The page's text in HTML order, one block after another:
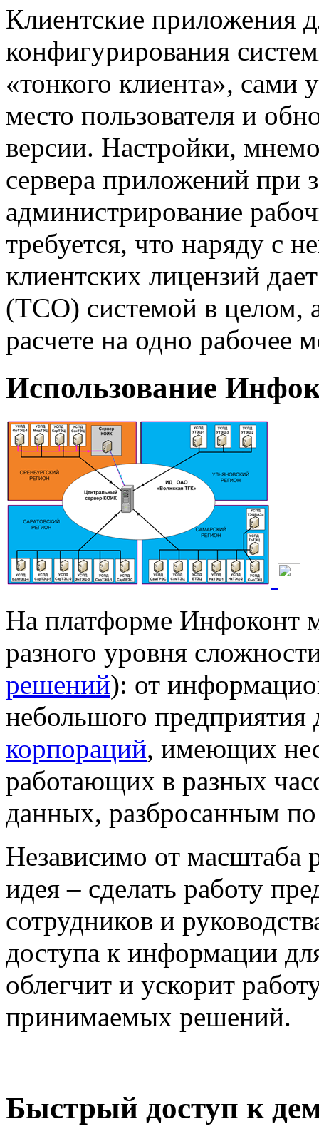
Клиентские приложения
конфигурирования
«тонкого клиента», сами
место пользователя и
версии. Настройки,
сервера приложений при
администрирование
требуется, что наряду с
клиентских лицензий
(TCO) системой в целом,
расчете на одно рабочее
Использование
На платформе Инфоконт
разного уровня
решений): от
небольшого
корпораций, имеющих
работающих в разных
данных, разбросанным
Независимо от масштаба
идея – сделать работу
сотрудников и
доступа к информации
облегчит и ускорит
принимаемых решений.
Быстрый доступ к